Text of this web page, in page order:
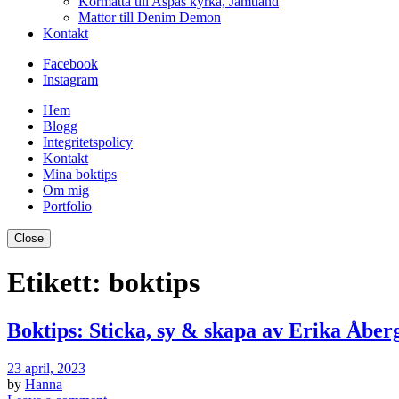
Mattor till Denim Demon
Kontakt
Facebook
Instagram
Hem
Blogg
Integritetspolicy
Kontakt
Mina boktips
Om mig
Portfolio
Close
Etikett: boktips
Boktips: Sticka, sy & skapa av Erika
23 april, 2023
by Hanna